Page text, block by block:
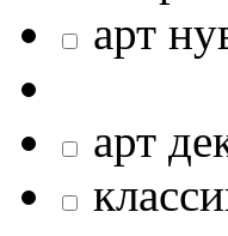
арт
арт